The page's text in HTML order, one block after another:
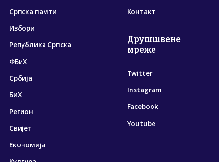
Српска памти
Избори
Република Српска
ФБиХ
Србија
БиХ
Регион
Свијет
Економија
Контакт
Друштвене
мреже
Twitter
Instagram
Facebook
Youtube